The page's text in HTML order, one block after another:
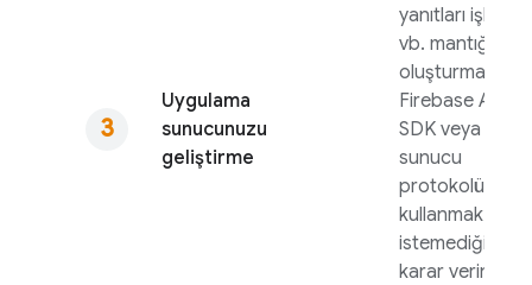
Uygulama
sunucunuzu
geliştirme
yanıtları işleme
vb. mantığı)
oluşturmak için
Firebase Admin
SDK veya
sunucu
protokolünü
kullanmak
istemediğinize
karar verin.